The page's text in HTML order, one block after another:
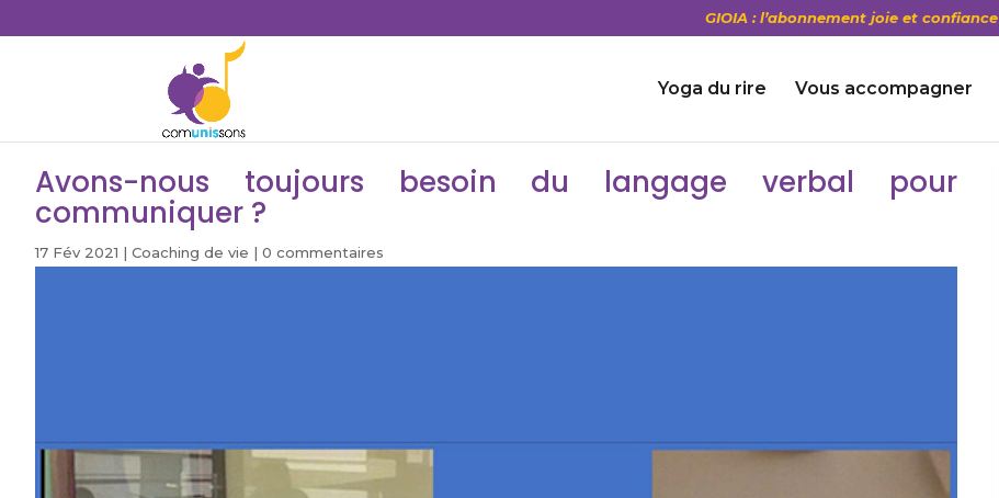
GIOIA : l’abonnement joie et confiance
Yoga du rire Vous accompagner
Avons-nous toujours besoin du langage verbal pour
communiquer ?
17 Fév 2021 | Coaching de vie | 0 commentaires